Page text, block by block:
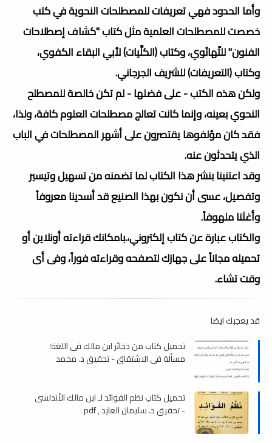
وأما الحدود فهي تعريفات للمصطلحات النحوية في كتب
خصصت للمصطلحات العلمية مثل كتاب "كشاف إصطلاحات
الفنون" للتّهانُوي، وكتاب (الكلِّيات) لأبي البقاء الكفوي،
وكتاب (التعريفات) للشريف الجرجاني.
ولكن هذه الكتب - على فضلها - لم تكن خالصة للمصطلح
النحوي بعينه، وإنما كانت تعالج مصطلحات العلوم كافة، ولذا،
فقد كان مؤلفوها يقتصرون على أشهر المصطلحات في الباب
الذي يتحدثون عنه.
وقد اعتنينا بنشر هذا الكتاب لما تضمنه من تسهيل وتيسير
وتفصيل، عسى أن نكون بهذا الصنيع قد أسدينا معروفاً
وأغثنا ملهوفاً.
والكتاب عبارة عن كتاب إلكتروني،.بامكانك قراءته أونلاين أو
تحميله مجاناً على جهازك لتصفحه وقراءته فوراً، وفى أى
وقت تشاء.
قد يعجبك ايضا
تحميل كتاب من ذخائر ابن مالك فى اللغة؛
مسألة في الاشتقاق - تحقيق د. محمد
تحميل كتاب نظم الفوائد لـ ابن مالك الأندلسى
- تحقيق د. سليمان العايد , pdf